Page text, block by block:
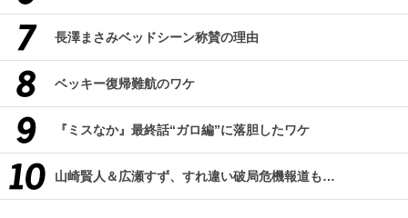
長澤まさみベッドシーン称賛の理由
ベッキー復帰難航のワケ
『ミスなか』最終話“ガロ編”に落胆したワケ
山崎賢人＆広瀬すず、すれ違い破局危機報道も…